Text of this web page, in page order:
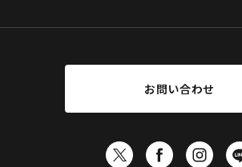
お問い合わせ